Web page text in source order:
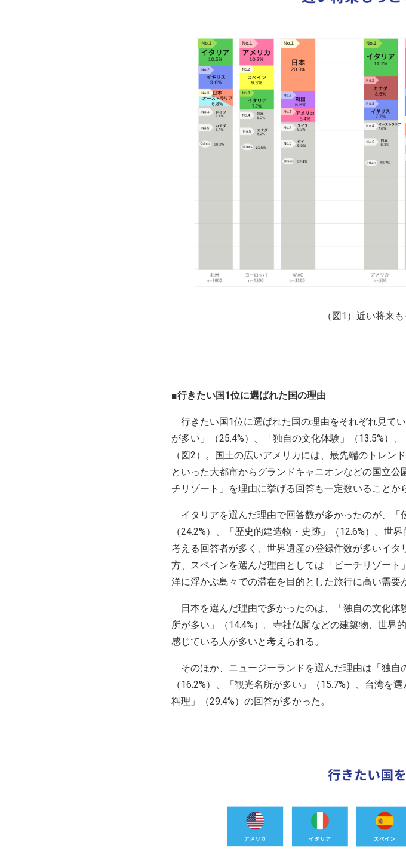
（図1）近い将来
■行きたい国1位に選ばれた国の理由
行きたい国1位に選ばれた国の理由をそれぞれ見て
が多い」（25.4%）、「独自の文化体験」（13.5%）
（図2）。国土の広いアメリカには、最先端のトレン
といった大都市からグランドキャニオンなどの国立
チリゾート」を理由に挙げる回答も一定数いることか
イタリアを選んだ理由で回答数が多かったのが、「
（24.2%）、「歴史的建造物・史跡」（12.6%）。世
考える回答者が多く、世界遺産の登録件数が多いイ
方、スペインを選んだ理由としては「ビーチリゾー
洋に浮かぶ島々での滞在を目的とした旅行に高い需要
日本を選んだ理由で多かったのは、「独自の文化体
所が多い」（14.4%）。寺社仏閣などの建築物、世界
感じている人が多いと考えられる。
そのほか、ニュージーランドを選んだ理由は「独自
（16.2%）、「観光名所が多い」（15.7%）、台湾を
料理」（29.4%）の回答が多かった。